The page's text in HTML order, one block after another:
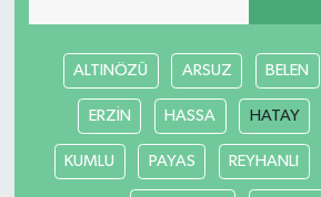
ALTINÖZÜ ARSUZ BELEN
ERZİN HASSA HATAY
KUMLU PAYAS REYHANLI
Teknoloji
Türkiye